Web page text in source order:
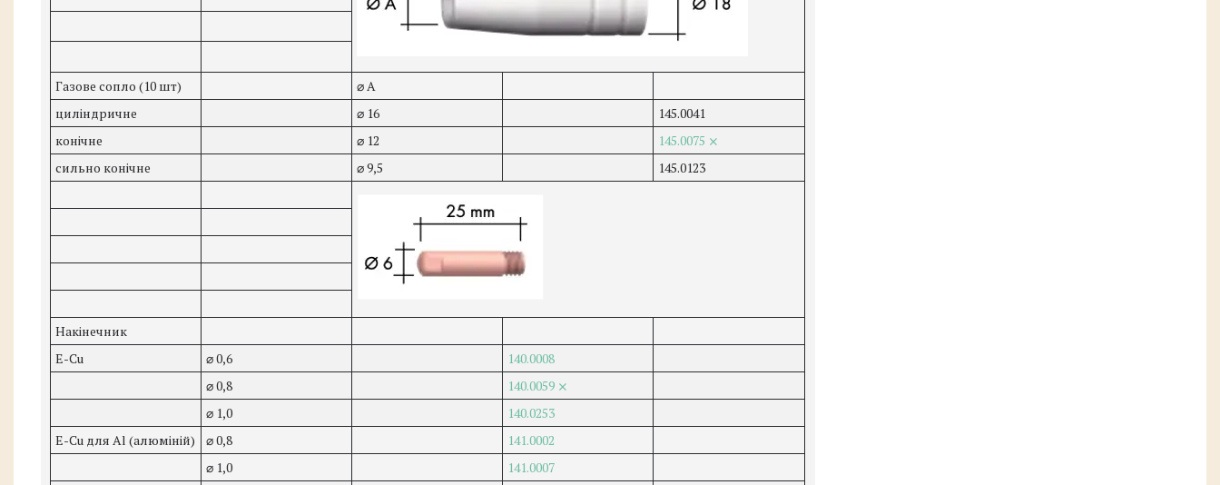
Газове сопло (10 шт)
⌀ А
циліндричне
⌀ 16
145.0041
конічне
⌀ 12
145.0075 ⨯
сильно конічне
⌀ 9,5 145.0123
Накінечник
E-Cu
⌀ 0,6
140.0008
⌀ 0,8
140.0059 ⨯
⌀ 1,0
140.0253
E-Cu для Al (алюміній)
⌀ 0,8
141.0002
⌀ 1,0
141.0007